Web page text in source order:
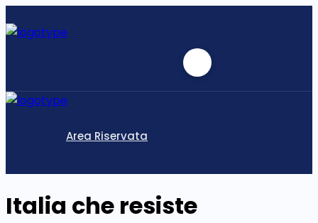
Area Riservata
Italia che resiste